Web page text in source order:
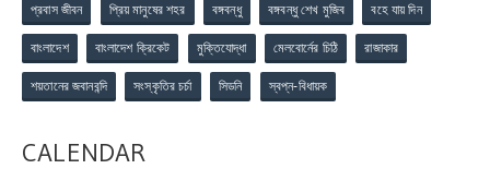
প্রবাস জীবন প্রিয় মানুষের শহর বঙ্গবন্ধু বঙ্গবন্ধু শেখ মুজিব বহে যায় দিন
বাংলাদেশ বাংলাদেশ ক্রিকেট মুক্তিযোদ্ধা মেলবোর্নের চিঠি রাজাকার
শয়তানের জবানবন্দি সংস্কৃতির চর্চা সিডনি স্বপ্ন-বিধায়ক
CALENDAR